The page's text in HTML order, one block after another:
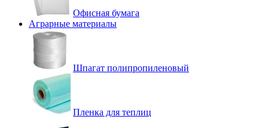
Офисная бумага
Аграрные материалы
Шпагат полипропиленовый
Пленка для теплиц